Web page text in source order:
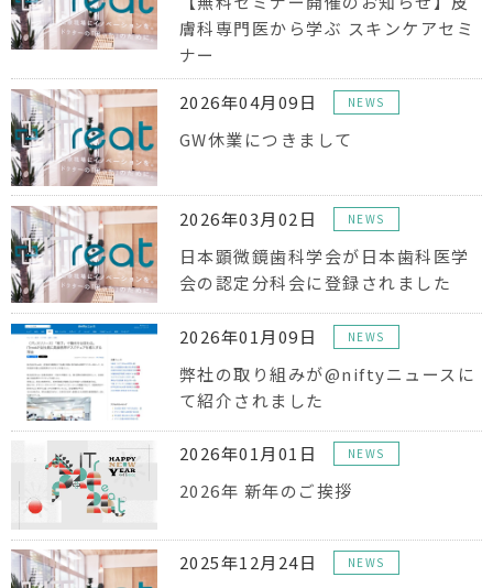
膚科専門医から学ぶ スキンケアセミ
ナー
2026年04月09日 NEWS
GW休業につきまして
2026年03月02日 NEWS
日本顕微鏡歯科学会が日本歯科医学
会の認定分科会に登録されました
2026年01月09日 NEWS
弊社の取り組みが@niftyニュースに
て紹介されました
2026年01月01日 NEWS
2026年 新年のご挨拶
2025年12月24日 NEWS